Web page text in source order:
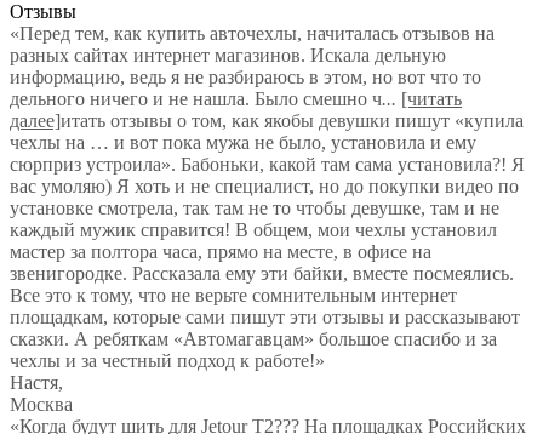
Отзывы
«Перед тем, как купить авточехлы, начиталась отзывов на
разных сайтах интернет магазинов. Искала дельную
информацию, ведь я не разбираюсь в этом, но вот что то
дельного ничего и не нашла. Было смешно ч... [читать
далее]итать отзывы о том, как якобы девушки пишут «купила
чехлы на … и вот пока мужа не было, установила и ему
сюрприз устроила». Бабоньки, какой там сама установила?! Я
вас умоляю) Я хоть и не специалист, но до покупки видео по
установке смотрела, так там не то чтобы девушке, там и не
каждый мужик справится! В общем, мои чехлы установил
мастер за полтора часа, прямо на месте, в офисе на
звенигородке. Рассказала ему эти байки, вместе посмеялись.
Все это к тому, что не верьте сомнительным интернет
площадкам, которые сами пишут эти отзывы и рассказывают
сказки. А ребяткам «Автомагавцам» большое спасибо и за
чехлы и за честный подход к работе!»
Настя,
Москва
«Когда будут шить для Jetour T2??? На площадках Российских